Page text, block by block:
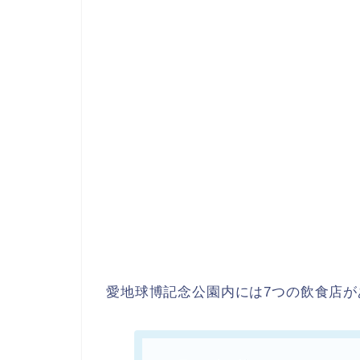
愛地球博記念公園内には7つの飲食店が